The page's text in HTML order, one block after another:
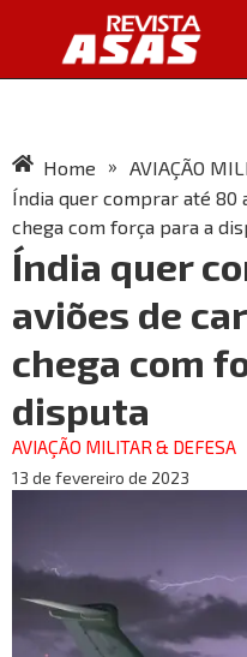
Home » AVIAÇÃO
Índia quer comprar até 80
chega com força para a
Índia quer
aviões de
chega com
disputa
AVIAÇÃO MILITAR & DEFESA
13 de fevereiro de 2023